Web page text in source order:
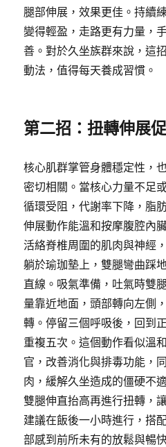
腿部伸展，效果更佳。持續
變得輕盈，走路更有力量，
善。對於久坐族群來說，這
動法，值得每天養成習慣。
第二招：扭轉伸展
核心肌群掌管身體穩定性，
密切相關。當核心力量不足
循環受阻，代謝率下降，脂
伸展動作能溫和按摩腹腔內
活絡脊椎周圍的肌肉與神經
躺於瑜珈墊上，雙腿彎曲踩
直線。吸氣準備，吐氣時雙
量靠近地面，頭部轉向左側
轉。停留三個呼吸後，回到
重複五次。這個動作看似溫
官，改善消化與排毒功能，
肉，緩解久坐造成的僵硬不
雙腿伸直抬高再進行扭轉，
建議在飯後一小時進行，搭
部感到前所未有的放鬆與暢